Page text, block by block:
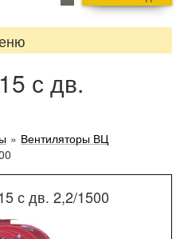
с дв.
» Вентиляторы ВЦ
с дв. 2,2/1500